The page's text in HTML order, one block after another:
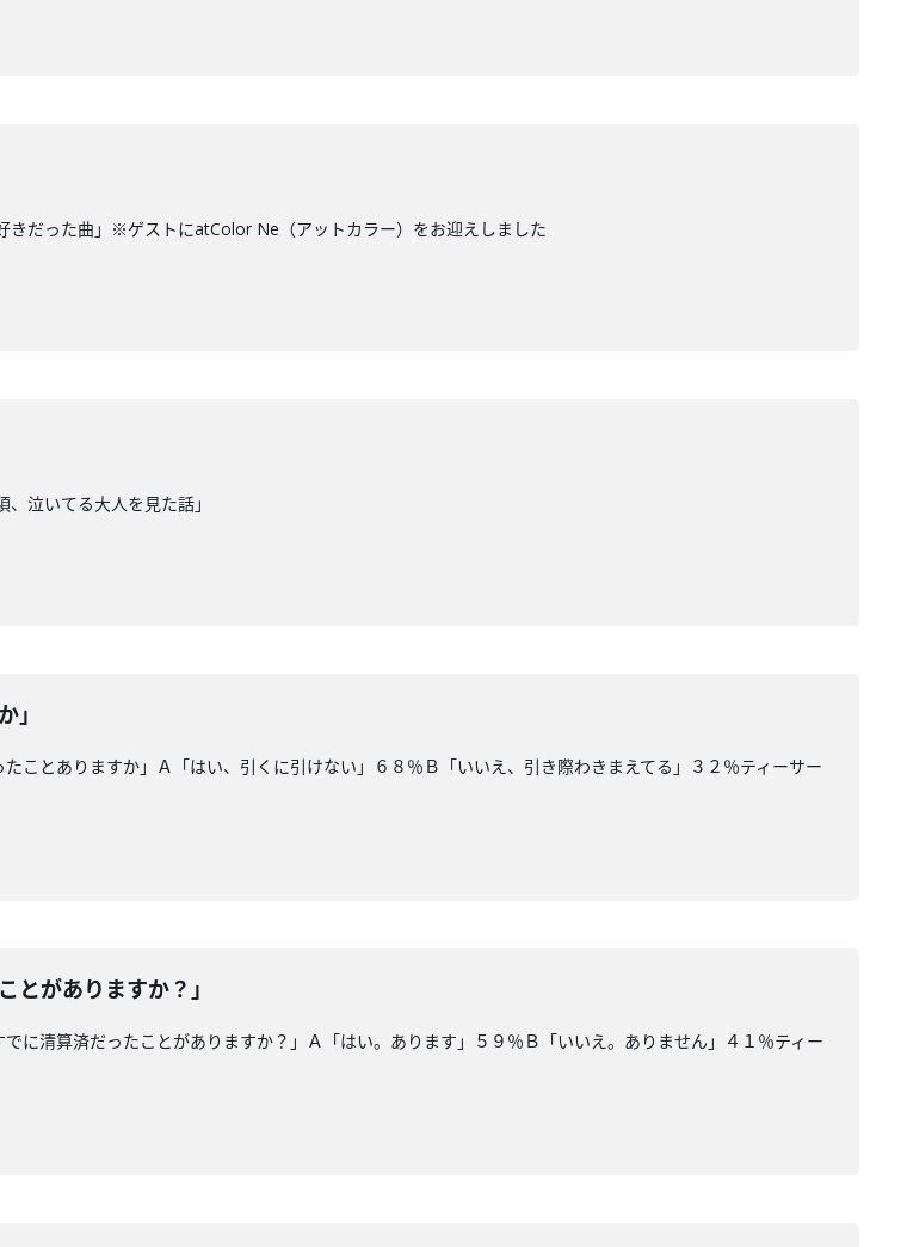
きだった曲」※ゲストにatColor Ne（アットカラー）をお迎えしました
泣いてる大人を見た話」
」
ことありますか」Ａ「はい、引くに引けない」６８％Ｂ「いいえ、引き際わきまえてる」３２％ティーサー
とがありますか？」
に清算済だったことがありますか？」Ａ「はい。あります」５９％Ｂ「いいえ。ありません」４１％ティー